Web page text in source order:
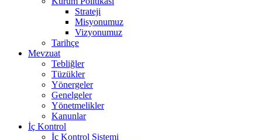
Strateji
Misyonumuz
Vizyonumuz
Tarihçe
Mevzuat
Tebliğler
Tüzükler
Yönergeler
Genelgeler
Yönetmelikler
Kanunlar
İç Kontrol
İç Kontrol Sistemi